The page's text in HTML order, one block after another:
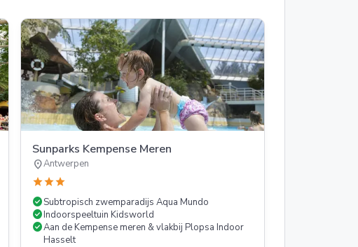
Sunparks Kempense Meren
location_onAntwerpen
starstarstar
check_circleSubtropisch zwemparadijs Aqua Mundo
check_circleIndoorspeeltuin Kidsworld
check_circleAan de Kempense meren & vlakbij Plopsa Indoor
Hasselt